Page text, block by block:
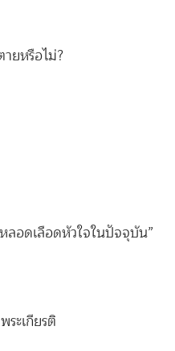
ยหรือไม่?
ลอดเลือดหัวใจในปัจจุบัน”
ะเกียรติ